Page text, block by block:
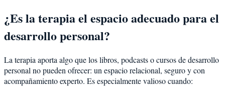
¿Es la terapia el espacio adecuado para el
desarrollo personal?
La terapia aporta algo que los libros, podcasts o cursos de desarrollo
personal no pueden ofrecer: un espacio relacional, seguro y con
acompañamiento experto. Es especialmente valioso cuando: